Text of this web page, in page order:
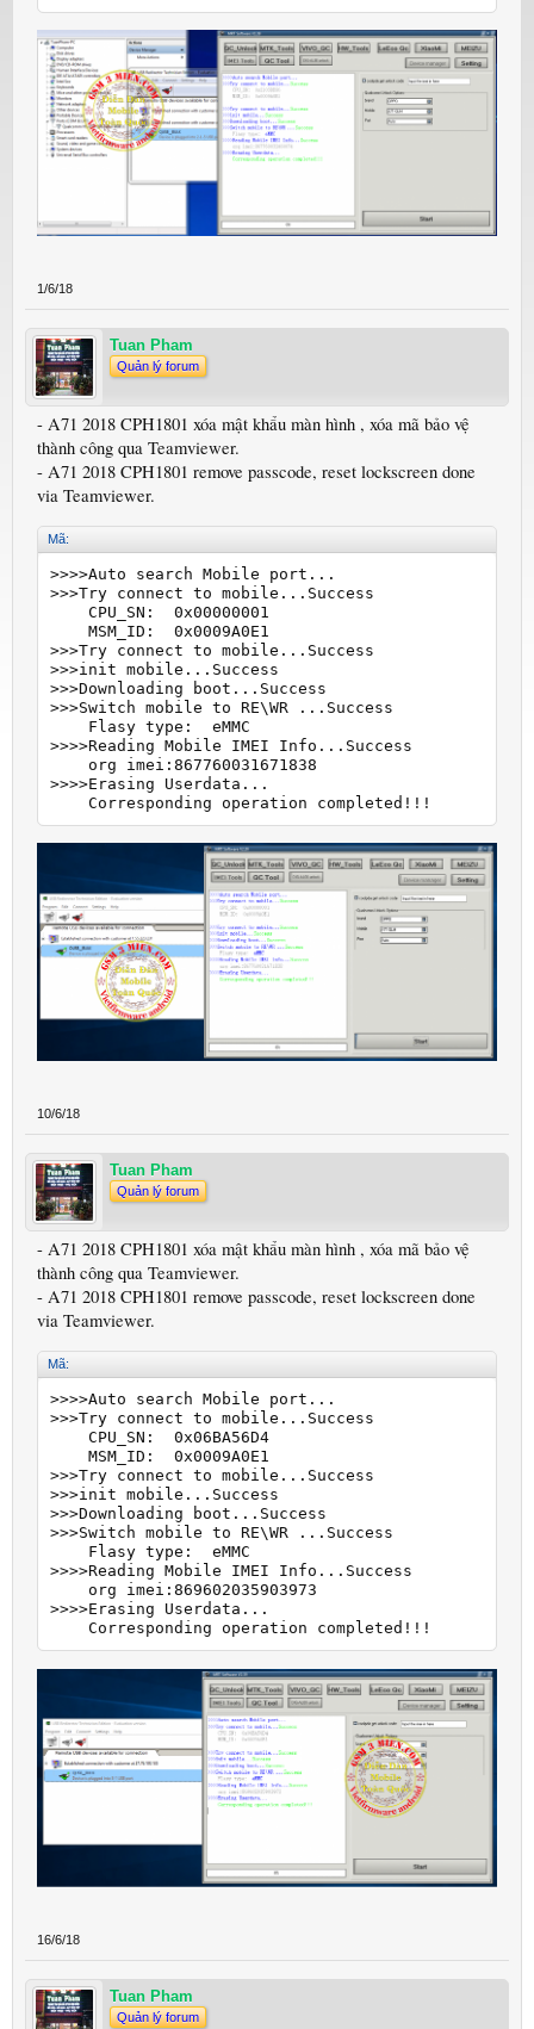
1/6/18
Tuan Pham
Quản lý forum
- A71 2018 CPH1801 xóa mật khẩu màn hình , xóa mã bảo vệ
thành công qua Teamviewer.
- A71 2018 CPH1801 remove passcode, reset lockscreen done
via Teamviewer.
Mã:
>>>>Auto search Mobile port...
>>>Try connect to mobile...Success
    CPU_SN:  0x00000001
    MSM_ID:  0x0009A0E1
>>>Try connect to mobile...Success
>>>init mobile...Success
>>>Downloading boot...Success
>>>Switch mobile to RE\WR ...Success
    Flasy type:  eMMC
>>>>Reading Mobile IMEI Info...Success
    org imei:867760031671838
>>>>Erasing Userdata...
    Corresponding operation completed!!!
10/6/18
Tuan Pham
Quản lý forum
- A71 2018 CPH1801 xóa mật khẩu màn hình , xóa mã bảo vệ
thành công qua Teamviewer.
- A71 2018 CPH1801 remove passcode, reset lockscreen done
via Teamviewer.
Mã:
>>>>Auto search Mobile port...
>>>Try connect to mobile...Success
    CPU_SN:  0x06BA56D4
    MSM_ID:  0x0009A0E1
>>>Try connect to mobile...Success
>>>init mobile...Success
>>>Downloading boot...Success
>>>Switch mobile to RE\WR ...Success
    Flasy type:  eMMC
>>>>Reading Mobile IMEI Info...Success
    org imei:869602035903973
>>>>Erasing Userdata...
    Corresponding operation completed!!!
16/6/18
Tuan Pham
Quản lý forum